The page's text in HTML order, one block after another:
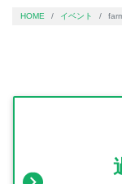
HOME イベント